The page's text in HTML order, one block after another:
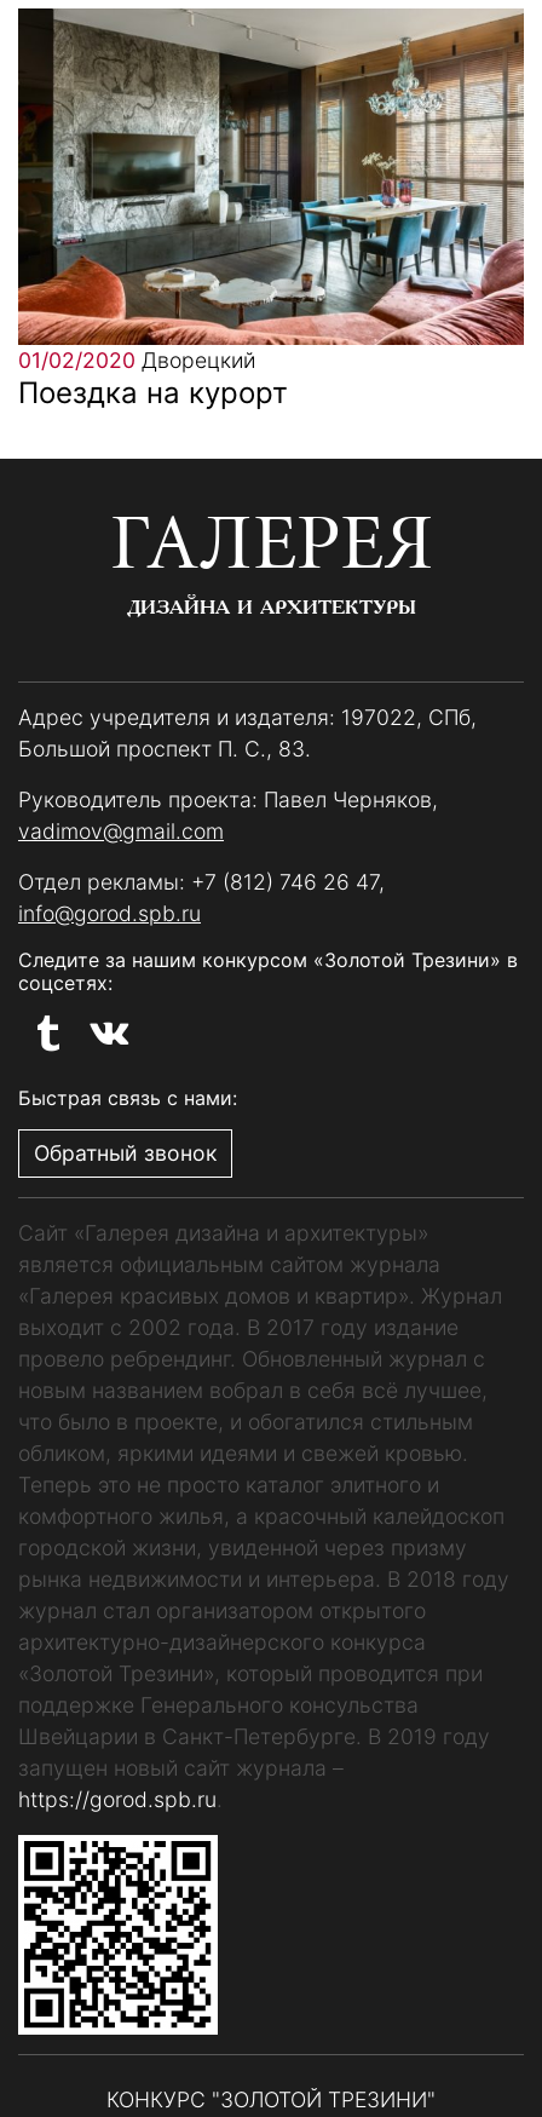
01/02/2020 Дворецкий
Поездка на курорт
ГАЛЕРЕЯ
ДИЗАЙНА И АРХИТЕКТУРЫ
Адрес учредителя и издателя: 197022, СПб,
Большой проспект П. С., 83.
Руководитель проекта: Павел Черняков,
vadimov@gmail.com
Отдел рекламы: +7 (812) 746 26 47,
info@gorod.spb.ru
Следите за нашим конкурсом «Золотой Трезини» в
соцсетях:
Быстрая связь с нами:
Обратный звонок
Сайт «Галерея дизайна и архитектуры»
является официальным сайтом журнала
«Галерея красивых домов и квартир». Журнал
выходит с 2002 года. В 2017 году издание
провело ребрендинг. Обновленный журнал с
новым названием вобрал в себя всё лучшее,
что было в проекте, и обогатился стильным
обликом, яркими идеями и свежей кровью.
Теперь это не просто каталог элитного и
комфортного жилья, а красочный калейдоскоп
городской жизни, увиденной через призму
рынка недвижимости и интерьера. В 2018 году
журнал стал организатором открытого
архитектурно-дизайнерского конкурса
«Золотой Трезини», который проводится при
поддержке Генерального консульства
Швейцарии в Санкт-Петербурге. В 2019 году
запущен новый сайт журнала –
https://gorod.spb.ru.
КОНКУРС "ЗОЛОТОЙ ТРЕЗИНИ"